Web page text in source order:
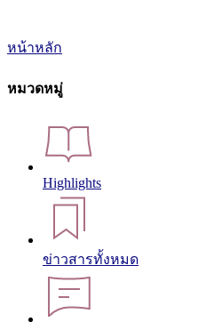
หน้าหลัก
หมวดหมู่
Highlights
ข่าวสารทั้งหมด